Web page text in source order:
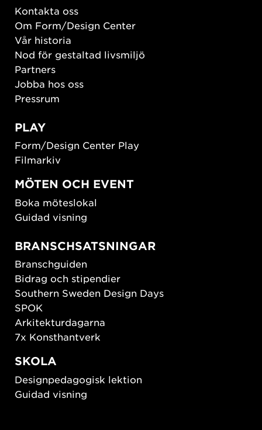
Kontakta oss
Om Form/Design Center
Vår historia
Nod för gestaltad livsmiljö
Partners
Jobba hos oss
Pressrum
PLAY
Form/Design Center Play
Filmarkiv
MÖTEN OCH EVENT
Boka möteslokal
Guidad visning
BRANSCHSATSNINGAR
Branschguiden
Bidrag och stipendier
Southern Sweden Design Days
SPOK
Arkitekturdagarna
7x Konsthantverk
SKOLA
Designpedagogisk lektion
Guidad visning